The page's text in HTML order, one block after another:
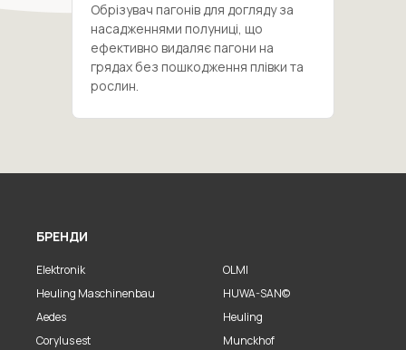
Обрізувач пагонів для догляду за
насадженнями полуниці, що
ефективно видаляє пагони на
грядах без пошкодження плівки та
рослин.
БРЕНДИ
Elektronik
Heuling Maschinenbau
Aedes
Corylus est
OLMI
HUWA-SAN©
Heuling
Munckhof